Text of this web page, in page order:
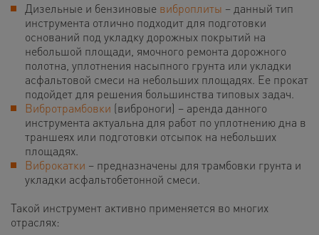
Дизельные и бензиновые виброплиты – данный тип
инструмента отлично подходит для подготовки
оснований под укладку дорожных покрытий на
небольшой площади, ямочного ремонта дорожного
полотна, уплотнения насыпного грунта или укладки
асфальтовой смеси на небольших площадях. Ее прокат
подойдет для решения большинства типовых задач.
Вибротрамбовки (виброноги) – аренда данного
инструмента актуальна для работ по уплотнению дна в
траншеях или подготовки отсыпок на небольших
площадях.
Виброкатки – предназначены для трамбовки грунта и
укладки асфальтобетонной смеси.
Такой инструмент активно применяется во многих
отраслях: